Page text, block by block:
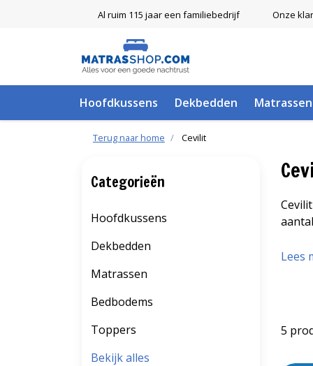
Al ruim 115 jaar een familiebedrijf Onze
Hoofdkussens Dekbedden Matrassen
Terug naar home Cevilit
Lees
5
Categorieën
Hoofdkussens
Dekbedden
Matrassen
Bedbodems
Toppers
Bekijk alles